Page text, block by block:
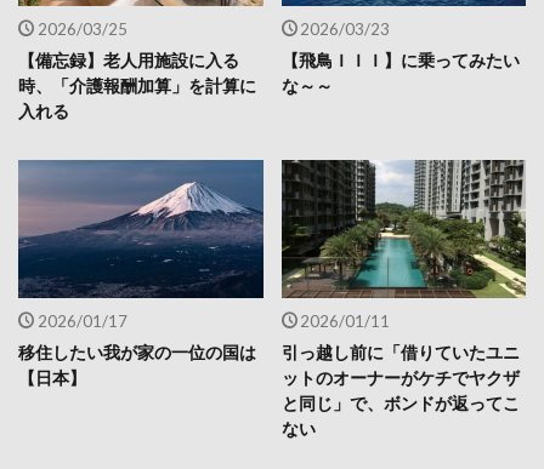
2026/03/25
【備忘録】老人用施設に入る
時、「介護報酬加算」を計算に
入れる
2026/03/23
【飛鳥ＩＩＩ】に乗ってみたい
な～～
2026/01/17
移住したい我が家の一位の国は
【日本】
2026/01/11
引っ越し前に「借りていたユニ
ットのオーナーがケチでヤクザ
と同じ」で、ボンドが返ってこ
ない